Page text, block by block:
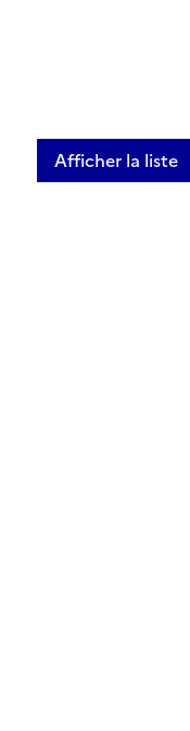
Afficher la liste